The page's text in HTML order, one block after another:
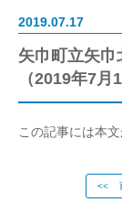
2019.07.17
矢巾町立矢
（2019年7月
この記事には本文
<<